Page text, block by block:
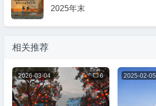
2025年末
相关推荐
2026-03-04  6 2025-02-05